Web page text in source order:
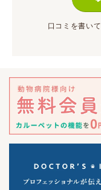
口コミを書いて